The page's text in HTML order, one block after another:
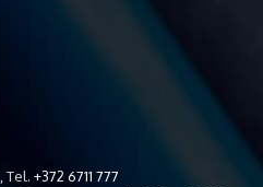
Tel. +372 6711 777